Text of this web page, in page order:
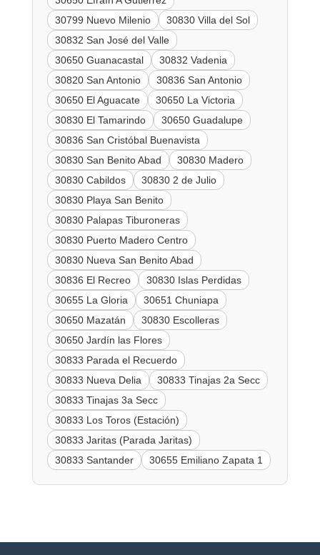
30799 Nuevo Milenio
30830 Villa del Sol
30832 San José del Valle
30650 Guanacastal
30832 Vadenia
30820 San Antonio
30836 San Antonio
30650 El Aguacate
30650 La Victoria
30830 El Tamarindo
30650 Guadalupe
30836 San Cristóbal Buenavista
30830 San Benito Abad
30830 Madero
30830 Cabildos
30830 2 de Julio
30830 Playa San Benito
30830 Palapas Tiburoneras
30830 Puerto Madero Centro
30830 Nueva San Benito Abad
30836 El Recreo
30830 Islas Perdidas
30655 La Gloria
30651 Chuniapa
30650 Mazatán
30830 Escolleras
30650 Jardín las Flores
30833 Parada el Recuerdo
30833 Nueva Delia
30833 Tinajas 2a Secc
30833 Tinajas 3a Secc
30833 Los Toros (Estación)
30833 Jaritas (Parada Jaritas)
30833 Santander
30655 Emiliano Zapata 1